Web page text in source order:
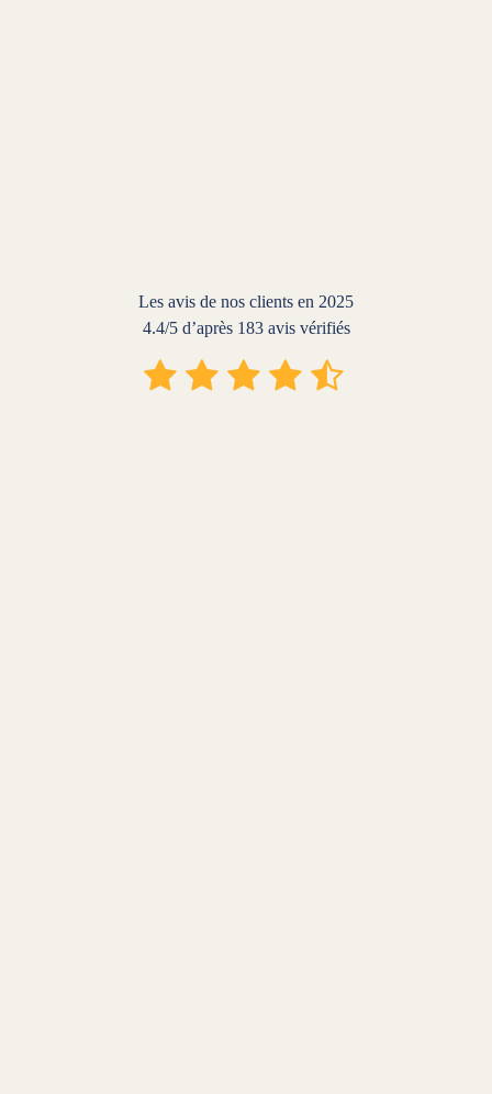
Les avis de nos clients en 2025
4.4/5 d’après 183 avis vérifiés